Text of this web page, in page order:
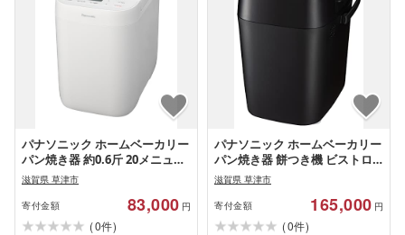
パナソニック ホームベーカリー
パン焼き器 約0.6斤 20メニュー
ホワイト SD-CB1-W
滋賀県 草津市
寄付金額 83,000 円
(0件)
パナソニック ホームベーカリー
パン焼き器 餅つき機 ビストロ 1
斤 43メニュー 低糖質パン 生食
パン レシピブック付き ブラッ
ク
滋賀県 草津市
寄付金額 165,000 円
(0件)